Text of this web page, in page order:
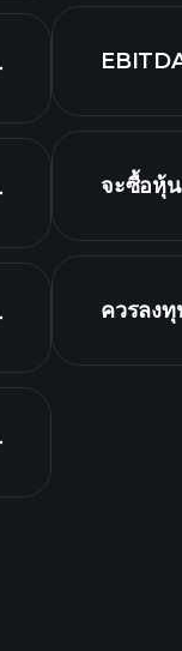
รายงาน
จะซื้อหุ้น
ควรลง